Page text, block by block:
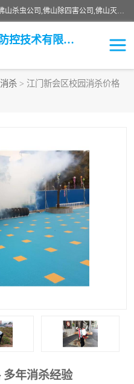
佛山白蚁防治公司,佛山白蚁防治哪家好,佛山杀虫公司,佛山除四害公司,佛山灭白蚁公司,佛山白蚁防治佛山儒创有害生物防治有限公司是一家佛山杀虫公司、佛山除四害公司、佛山灭白蚁公司、佛山白蚁防治公司，让您远离虫害困扰。要问佛山白蚁防治哪家好？佛山儒创有害生物防治有限公司全佛山、广州，正规公司，上门勘查，可靠，售后有保障。
佛山儒创有害生物防控技术有限公司
杀 > 江门新会区校园消杀价格
多年消杀经验
食堂消杀
园区消杀